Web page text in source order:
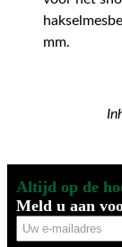
mm.
Altijd op de
Meld u aan
Uw
e-